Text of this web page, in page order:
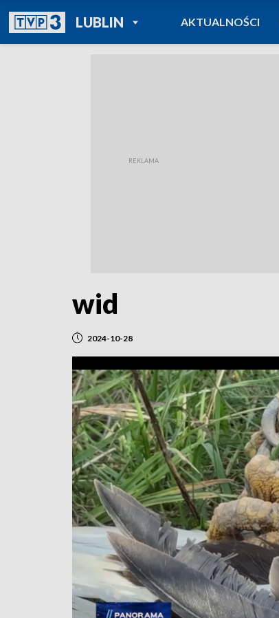
LUBLINPOWRÓT DO
TVP REGIONY
AKTUALNOŚCI
wid
2024-10-28